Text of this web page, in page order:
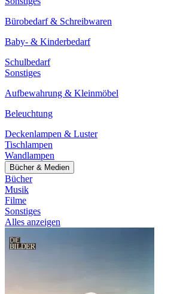
Bürobedarf & Schreibwaren
Baby- & Kinderbedarf
Schulbedarf
Sonstiges
Aufbewahrung & Kleinmöbel
Beleuchtung
Deckenlampen & Luster
Tischlampen
Wandlampen
Bücher & Medien
Bücher
Musik
Filme
Sonstiges
Alles anzeigen